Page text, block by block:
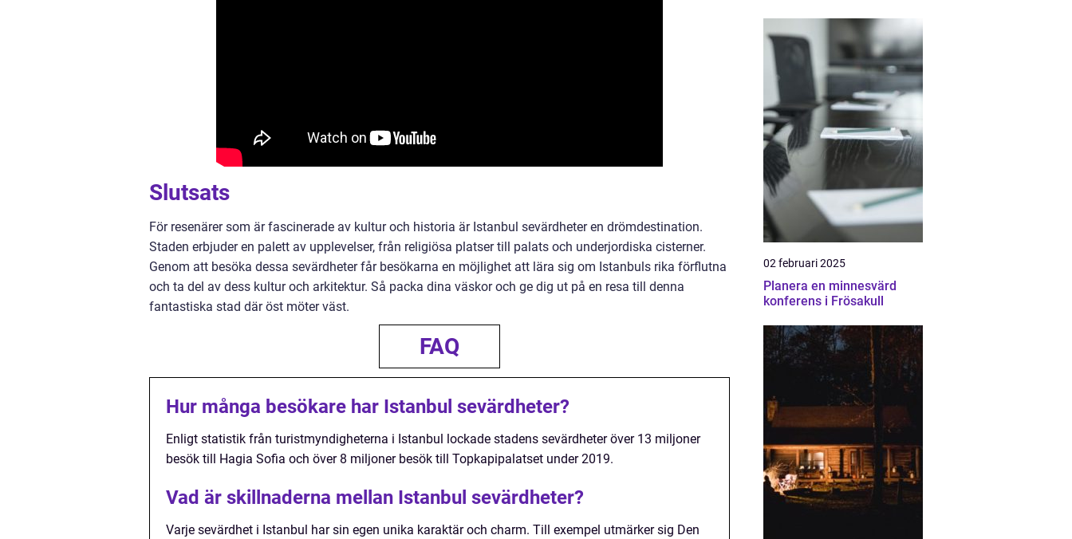
Slutsats
För resenärer som är fascinerade av kultur och historia är Istanbul sevärdheter en drömdestination.
Staden erbjuder en palett av upplevelser, från religiösa platser till palats och underjordiska cisterner.
Genom att besöka dessa sevärdheter får besökarna en möjlighet att lära sig om Istanbuls rika förflutna
och ta del av dess kultur och arkitektur. Så packa dina väskor och ge dig ut på en resa till denna
fantastiska stad där öst möter väst.
FAQ
Hur många besökare har Istanbul sevärdheter?
Enligt statistik från turistmyndigheterna i Istanbul lockade stadens sevärdheter över 13 miljoner
besök till Hagia Sofia och över 8 miljoner besök till Topkapipalatset under 2019.
Vad är skillnaderna mellan Istanbul sevärdheter?
Varje sevärdhet i Istanbul har sin egen unika karaktär och charm. Till exempel utmärker sig Den
02 februari 2025
Planera en minnesvärd
konferens i Frösakull